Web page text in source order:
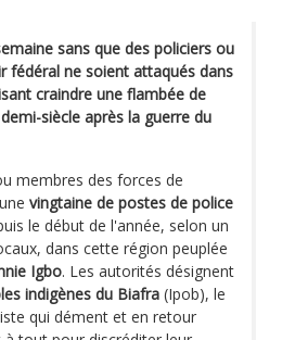
sans que des policiers ou
fédéral ne soient attaqués dans
craindre une flambée de
siècle après la guerre du
membres des forces de
vingtaine de postes de police
le début de l'année, selon un
dans cette région peuplée
Igbo. Les autorités désignent
indigènes du Biafra (Ipob), le
qui dément et en retour